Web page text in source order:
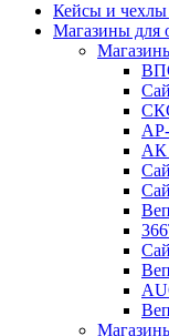
Кейсы и
Магазины для
АК